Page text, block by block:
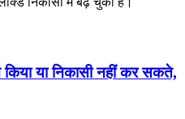
या निकासी नहीं कर सकते,